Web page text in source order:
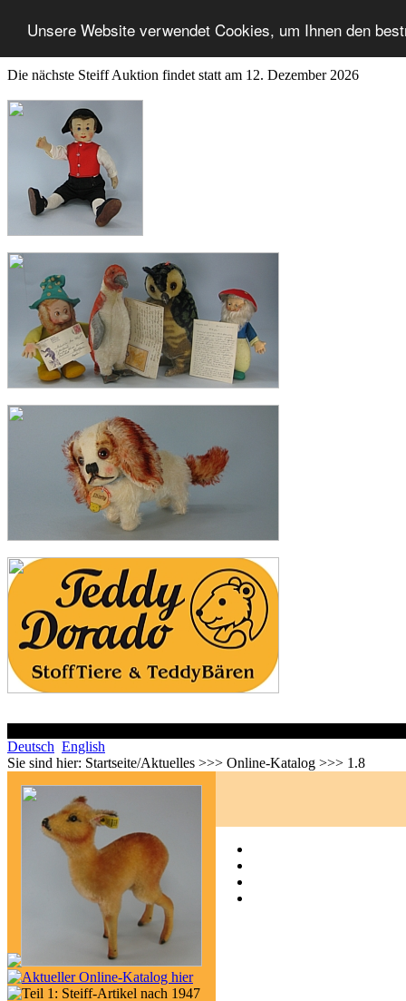
Unsere Website verwendet Cookies, um Ihnen den
Die nächste Steiff Auktion findet statt am 12. Dezember 2026
Deutsch English
Sie sind hier: Startseite/Aktuelles >>> Online-Katalog >>> 1.8